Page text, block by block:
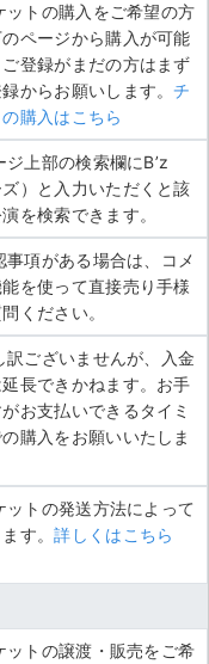
ットの購入をご希望の方
ページから購入が可能
登録がまだの方はまず
録からお願いします。チ
購入はこちら
ジ上部の検索欄にB’z
ズ）と入力いただくと該
を検索できます。
事項がある場合は、コメ
能を使って直接売り手様
ください。
訳ございませんが、入金
長できかねます。お手
お支払いできるタイミ
の購入をお願いいたしま
ットの発送方法によって
す。詳しくはこちら
ットの譲渡・販売をご希